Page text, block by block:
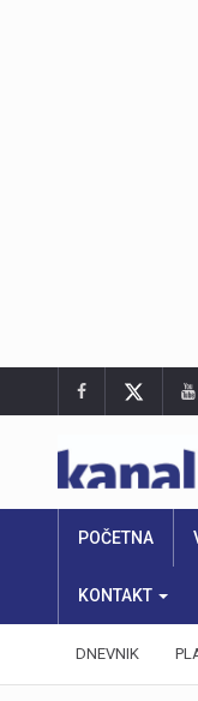
POČETNA
KONTAKT
DNEVNIK